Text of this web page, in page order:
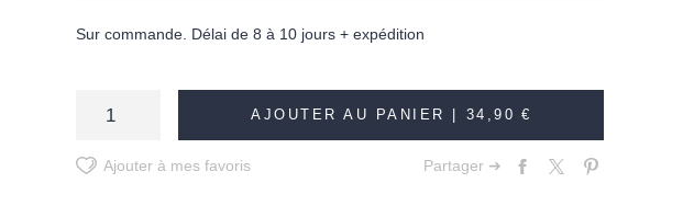
Sur commande. Délai de 8 à 10 jours + expédition
AJOUTER AU PANIER | 34,90 €
Ajouter à mes favoris Partager ➔